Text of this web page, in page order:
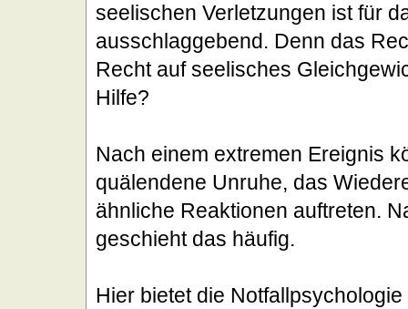
seelischen Verletzungen ist für
ausschlaggebend. Denn das
Recht auf seelisches
Hilfe?
Nach einem extremen Ereignis
quälendene Unruhe, das
ähnliche Reaktionen auftreten.
geschieht das häufig.
Hier bietet die